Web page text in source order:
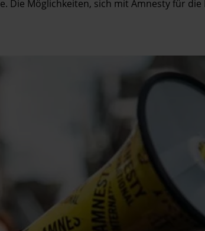
Die Möglichkeiten, sich mit Amnesty für